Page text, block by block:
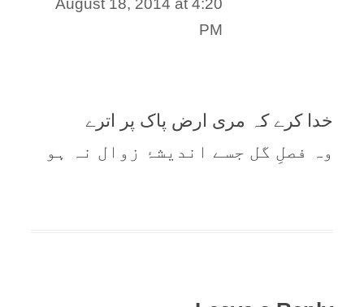
August 18, 2014 at 4:20
PM
خدا کرے کہ مری ارض پاک پر اترے
وہ فصلِ گل جسے اندیشۂ زوال نہ ہو